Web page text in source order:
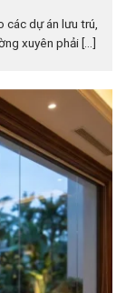
dự án lưu trú,
xuyên phải [...]